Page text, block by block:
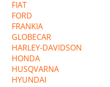
FIAT
FORD
FRANKIA
GLOBECAR
HARLEY-DAVIDSON
HONDA
HUSQVARNA
HYUNDAI